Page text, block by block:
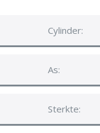
Cylinder:
As:
Sterkte: